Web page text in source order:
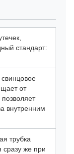
стандарт:
от
внутренним
трубка
сразу же при